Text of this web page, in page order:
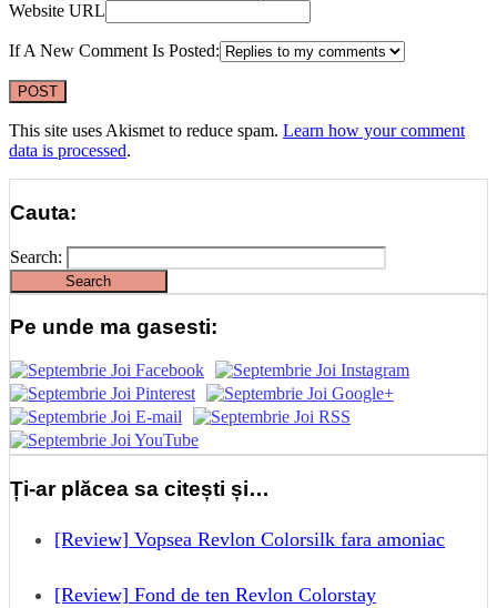
Website URL
If A New Comment Is Posted:
This site uses Akismet to reduce spam. Learn how your comment
data is processed.
Cauta:
Search:
Pe unde ma gasesti:
Ți-ar plăcea sa citești și…
[Review] Vopsea Revlon Colorsilk fara amoniac
[Review] Fond de ten Revlon Colorstay